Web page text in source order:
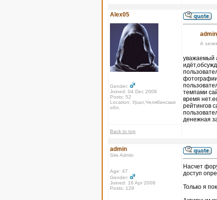
Alex05
Gender:
Joined: 04 Dec 2008
Posts: 52
Location: Урал,Челябинская
обл.
А
уважаемый
темпами
время
рейтингов
денежная
Back to top
admin
Site Admin
Age: 47
Gender:
Joined: 16 Apr 2008
Posts: 129
Насчет
доступ
Только я